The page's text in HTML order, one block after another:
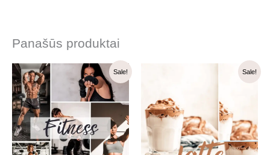
Panašūs produktai
Sale!
Original
price
was:
16.99 €.
Current
price
14.99 €.
Sale!
OriginalCurrent
price